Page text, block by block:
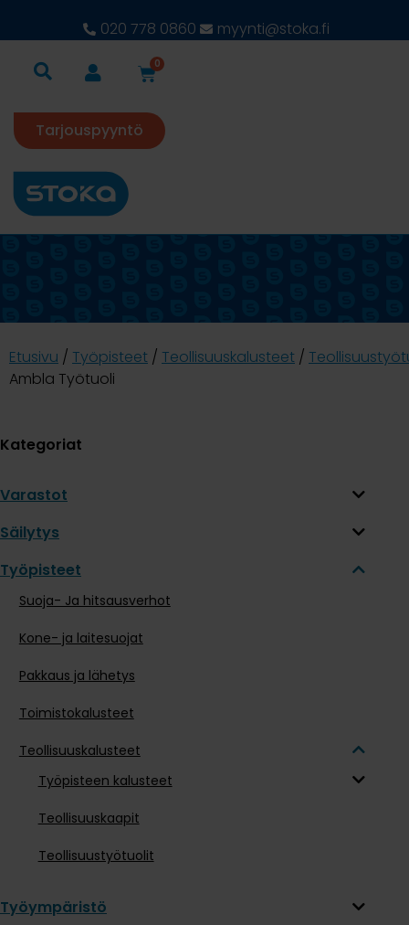
020 778 0860 myynti@stoka.fi
0
Tarjouspyyntö
Etusivu / Työpisteet / Teollisuuskalusteet /
Ambla Työtuoli
Kategoriat
Varastot
Säilytys
Työpisteet
Suoja- Ja hitsausverhot
Kone- ja laitesuojat
Pakkaus ja lähetys
Toimistokalusteet
Teollisuuskalusteet
Työpisteen kalusteet
Teollisuuskaapit
Teollisuustyötuolit
Työympäristö